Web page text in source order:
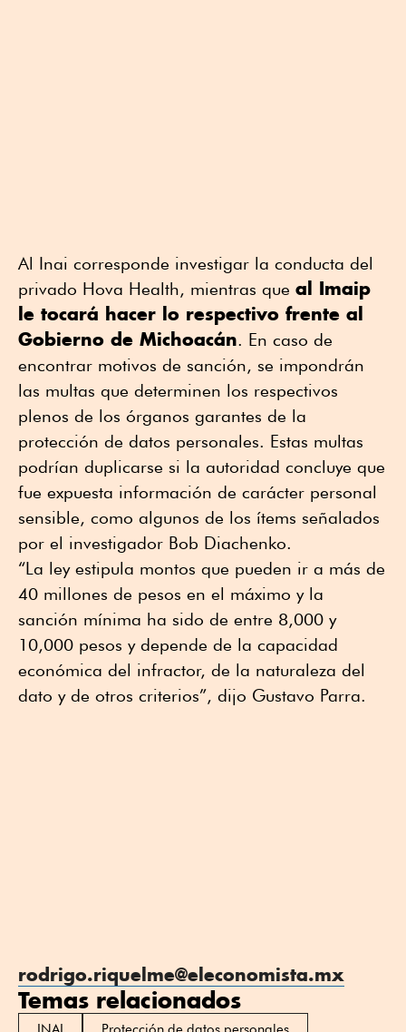
Al Inai corresponde investigar la conducta del
privado Hova Health, mientras que al Imaip
le tocará hacer lo respectivo frente al
Gobierno de Michoacán. En caso de
encontrar motivos de sanción, se impondrán
las multas que determinen los respectivos
plenos de los órganos garantes de la
protección de datos personales. Estas multas
podrían duplicarse si la autoridad concluye que
fue expuesta información de carácter personal
sensible, como algunos de los ítems señalados
por el investigador Bob Diachenko.
“La ley estipula montos que pueden ir a más de
40 millones de pesos en el máximo y la
sanción mínima ha sido de entre 8,000 y
10,000 pesos y depende de la capacidad
económica del infractor, de la naturaleza del
dato y de otros criterios”, dijo Gustavo Parra.
rodrigo.riquelme@eleconomista.mx
Temas relacionados